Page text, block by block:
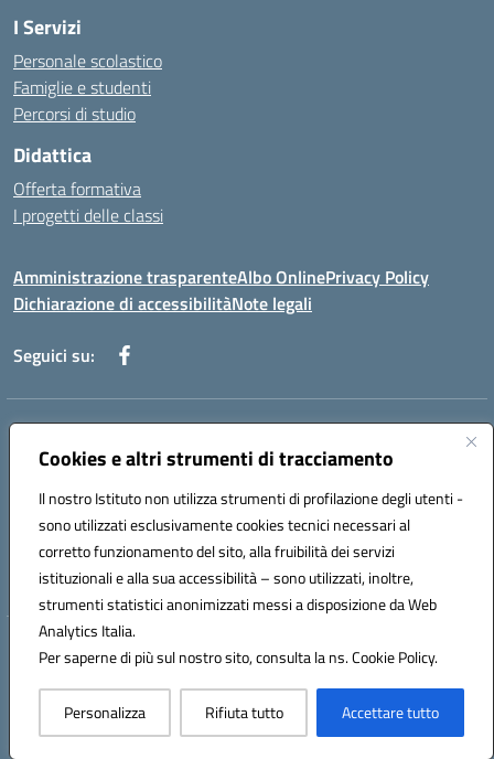
Cookies e altri strumenti di tracciamento
Il nostro Istituto non utilizza strumenti di profilazione degli utenti -
sono utilizzati esclusivamente cookies tecnici necessari al
corretto funzionamento del sito, alla fruibilità dei servizi
istituzionali e alla sua accessibilità – sono utilizzati, inoltre,
strumenti statistici anonimizzati messi a disposizione da Web
Analytics Italia.
Per saperne di più sul nostro sito, consulta la ns. Cookie Policy.
Personalizza Rifiuta tutto Accettare tutto
I Servizi
Personale scolastico
Famiglie e studenti
Percorsi di studio
Didattica
Offerta formativa
I progetti delle classi
Amministrazione trasparenteAlbo OnlinePrivacy Policy
Dichiarazione di accessibilitàNote legali
Seguici su:
Indirizzo:
Centralino:+39 0965 78 12 60 Email:rcic841003@istruzione.it
Codice fiscale: 92034530805
Codice meccanografico:
rcic841003
Codice Indice delle Pubbliche Amministrazioni (IPA): istsc_rcic841003
Hosting & Powered by 3D Solution S.r.l.
Concept & Design by Designers Italia